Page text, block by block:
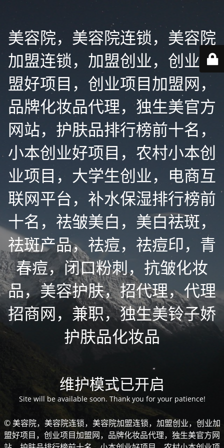
美容院，美容院连锁，美容院
加盟连锁，加盟创业，创业加
盟好项目，创业项目加盟网，
品牌化妆品代理，独生美官方
网站，护肤品排行榜前十名，
小本创业好项目，农村小本创
业项目，大学生创业，电商互
联网平台，补水保湿排行榜前
十名，祛皱美白，美白祛斑，
祛斑产品，祛痘，祛痘印，青
春痘，闭口粉刺，抗皱化妆
品，美容护肤，招代理，代理
招商网，兼职，独生美铃子娇
护肤品化妆品
维护模式已开启
Site will be available soon. Thank you for your patience!
© 美容院，美容院连锁，美容院加盟连锁，加盟创业，创业加
盟好项目，创业项目加盟网，品牌化妆品代理，独生美官方网